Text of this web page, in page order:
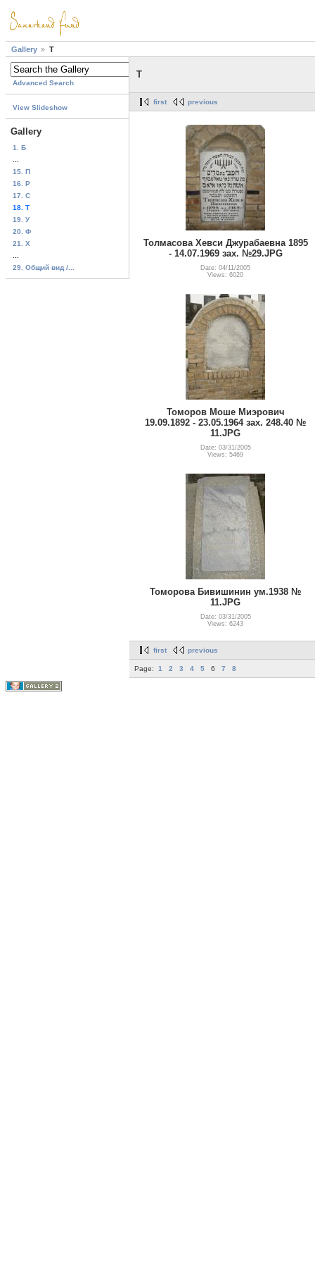
Gallery T
Advanced Search
View Slideshow
Gallery
1. Б
15. П
16. Р
17. C
18. T
19. У
20. Ф
21. Х
29. Общий вид /...
T
first previous
Толмасова Хевси Джурабаевна 1895
- 14.07.1969 зах. №29.JPG
Date: 04/11/2005
Views: 6020
Томоров Моше Миэрович
19.09.1892 - 23.05.1964 зах. 248.40 №
11.JPG
Date: 03/31/2005
Views: 5469
Томорова Бивишинин ум.1938 №
11.JPG
Date: 03/31/2005
Views: 6243
first previous
Page: 1 2 3 4 5 6 7 8